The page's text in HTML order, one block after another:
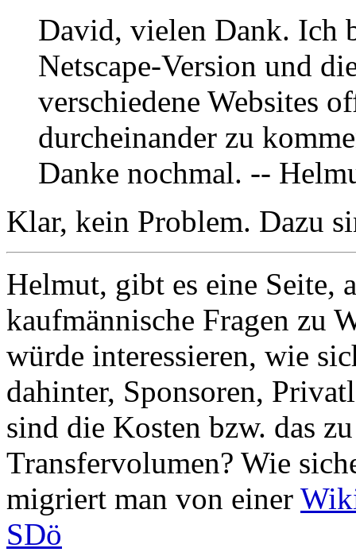
David, vielen Dank. Ich
Netscape-Version und
verschiedene Websites
durcheinander zu
Danke nochmal. --
Klar, kein Problem. Dazu
Helmut, gibt es eine Seite,
kaufmännische Fragen zu
würde interessieren, wie
dahinter, Sponsoren,
sind die Kosten bzw. das
Transfervolumen? Wie
migriert man von einer
SDö